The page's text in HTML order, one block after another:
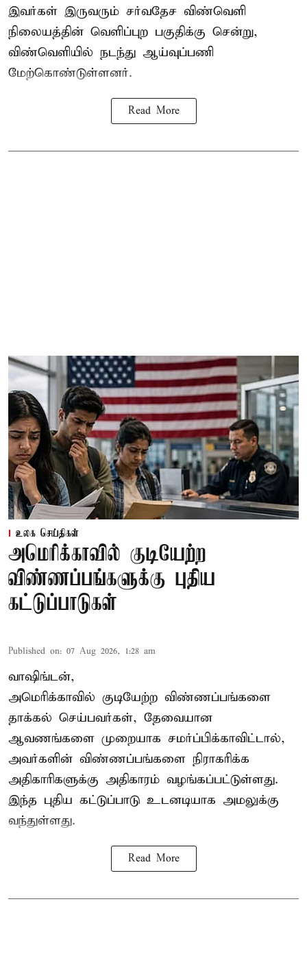
இவர்கள் இருவரும் சர்வதேச விண்வெளி
நிலையத்தின் வெளிப்புற பகுதிக்கு சென்று,
விண்வெளியில் நடந்து ஆய்வுப்பணி
மேற்கொண்டுள்ளனர்.
Read More
உலக செய்திகள்
அமெரிக்காவில் குடியேற்ற
விண்ணப்பங்களுக்கு புதிய
கட்டுப்பாடுகள்
Published on: 07 Aug 2026, 1:28 am
வாஷிங்டன்,
அமெரிக்காவில் குடியேற்ற விண்ணப்பங்களை
தாக்கல் செய்பவர்கள், தேவையான
ஆவணங்களை முறையாக சமர்ப்பிக்காவிட்டால்,
அவர்களின் விண்ணப்பங்களை நிராகரிக்க
அதிகாரிகளுக்கு அதிகாரம் வழங்கப்பட்டுள்ளது.
இந்த புதிய கட்டுப்பாடு உடனடியாக அமலுக்கு
வந்துள்ளது.
Read More